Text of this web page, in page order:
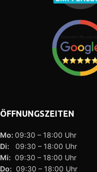
ÖFFNUNGSZEITEN
Mo: 09:30 – 18:00 Uhr
Di: 09:30 – 18:00 Uhr
Mi: 09:30 – 18:00 Uhr
Do: 09:30 – 18:00 Uhr